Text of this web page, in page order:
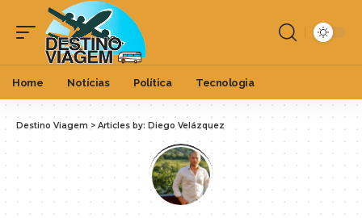
Home Notícias Política Tecnologia
Destino Viagem > Articles by: Diego Velázquez